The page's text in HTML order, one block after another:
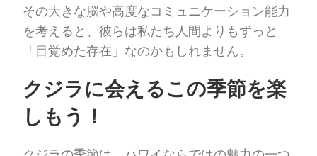
その大きな脳や高度なコミュニケーション能力
を考えると、彼らは私たち人間よりもずっと
「目覚めた存在」なのかもしれません。
クジラに会えるこの季節を楽
しもう！